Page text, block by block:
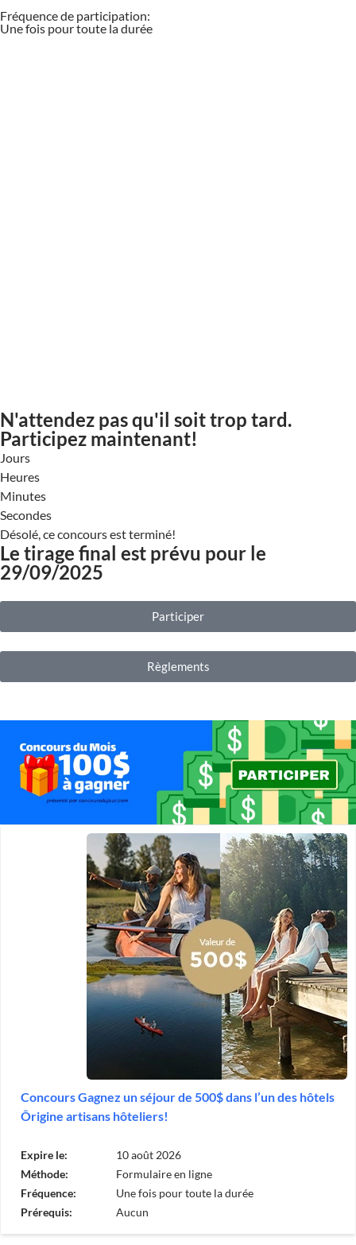
Fréquence de participation:
Une fois pour toute la durée
N'attendez pas qu'il soit trop tard.
Participez maintenant!
Jours
Heures
Minutes
Secondes
Désolé, ce concours est terminé!
Le tirage final est prévu pour le
29/09/2025
Participer
Règlements
Concours Gagnez un séjour de 500$ dans l’un des hôtels
Ôrigine artisans hôteliers!
Expire le:
10 août 2026
Méthode:
Formulaire en ligne
Fréquence:
Une fois pour toute la durée
Prérequis:
Aucun